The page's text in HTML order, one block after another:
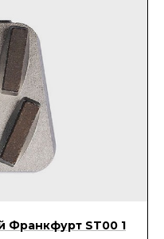
Франкфурт ST00 1